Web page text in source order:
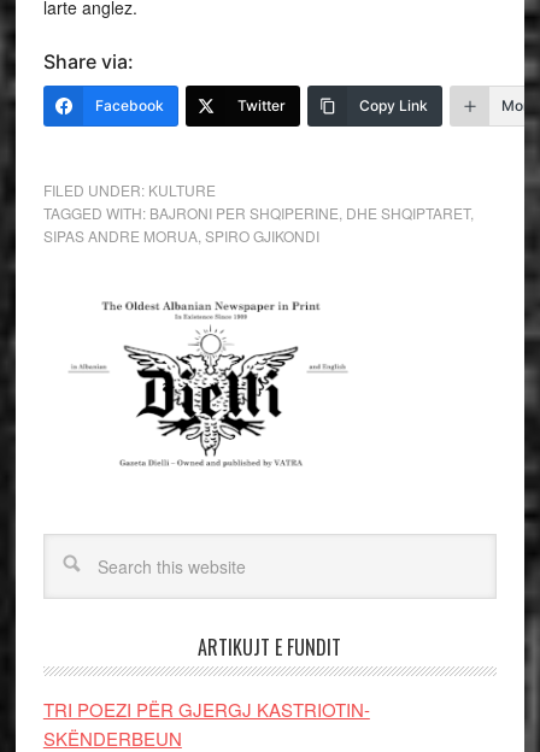
larte anglez.
Share via:
Facebook Twitter Copy Link More
FILED UNDER: KULTURE
TAGGED WITH: BAJRONI PER SHQIPERINE DHE SHQIPTARET,
SIPAS ANDRE MORUA, SPIRO GJIKONDI
ARTIKUJT E FUNDIT
TRI POEZI PËR GJERGJ KASTRIOTIN-
SKËNDERBEUN